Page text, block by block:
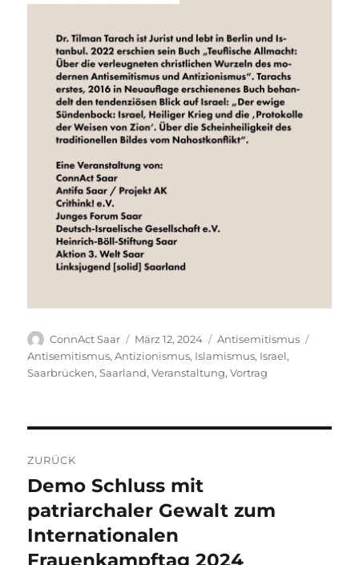
Autor
ConnAct Saar
Veröffentlicht
am
März 12, 2024 Kategorien
Antisemitismus
Antisemitismus,Antizionismus, Islamismus, Israel,
Saarbrücken,Saarland,Veranstaltung,Vortrag
ZURÜCK
Vorheriger
Beitrag:
Demo Schluss mit
patriarchaler Gewalt zum
Internationalen
Frauenkampftag 2024